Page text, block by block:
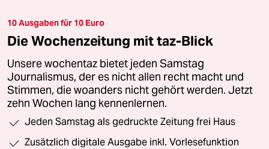
10 Ausgaben für 10 Euro
Die Wochenzeitung mit taz-Blick
Unsere wochentaz bietet jeden Samstag
Journalismus, der es nicht allen recht macht und
Stimmen, die woanders nicht gehört werden. Jetzt
zehn Wochen lang kennenlernen.
Jeden Samstag als gedruckte Zeitung frei Haus
Zusätzlich digitale Ausgabe inkl. Vorlesefunktion